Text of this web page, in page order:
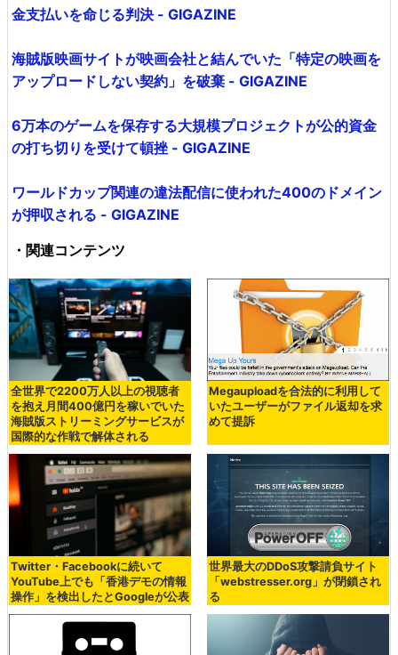
金支払いを命じる判決 - GIGAZINE
海賊版映画サイトが映画会社と結んでいた「特定の映画を
アップロードしない契約」を破棄 - GIGAZINE
6万本のゲームを保存する大規模プロジェクトが公的資金
の打ち切りを受けて頓挫 - GIGAZINE
ワールドカップ関連の違法配信に使われた400のドメイン
が押収される - GIGAZINE
・関連コンテンツ
全世界で2200万人以上の視聴者
を抱え月間400億円を稼いでいた
海賊版ストリーミングサービスが
国際的な作戦で解体される
Megauploadを合法的に利用して
いたユーザーがファイル返却を求
めて提訴
Twitter・Facebookに続いて
YouTube上でも「香港デモの情報
操作」を検出したとGoogleが公表
世界最大のDDoS攻撃請負サイト
「webstresser.org」が閉鎖され
る